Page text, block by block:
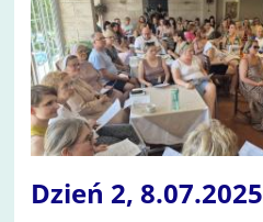
Dzień 2, 8.07.2025